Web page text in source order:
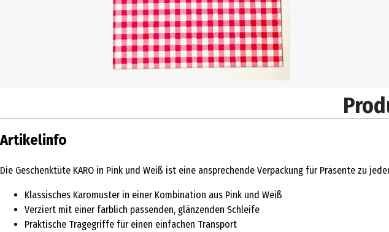
Artikelinfo
Die Geschenktüte KARO in Pink und Weiß ist eine ansprechende Verpackung für Präsente zu
Klassisches Karomuster in einer Kombination aus Pink und Weiß
Verziert mit einer farblich passenden, glänzenden Schleife
Praktische Tragegriffe für einen einfachen Transport